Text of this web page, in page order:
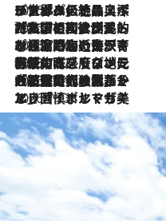
2026.8.8
リスボンの絶品スイーツ「パステル・デ・ナタ」とは？ポルトガル伝統の奥深い世界へ
2026.7.27
「私の祖国はポルトガル語です」国民的詩人フェルナンド・ペソアと、彼が愛した文学の街を歩く
2026.7.26
ポルトガル近海が育む極上の海の幸。キリリと冷えた白ワインと愉しむ、シーフード専門店の贅沢
2026.7.22
伝統の味をモダンに昇華。高感度な地元客が集う、リスボンの最旬ガストロノミー
2026.7.21
大航海時代の栄華から、震災、独裁、そして革命へ。ポルトガル・首都リスボンの石畳に刻まれた「歴史の光と影」
2026.7.13
エッセイ・ヤマザキマリ「慎ましくも美しき国 ポルトガル」